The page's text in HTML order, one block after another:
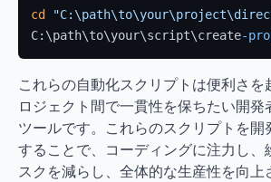
cd
C:\path\to\your\script\create-
これらの自動化スクリプトは便利さ
ロジェクト間で一貫性を保ちたい開発
ツールです。これらのスクリプトを開
することで、コーディングに注力し、
スクを減らし、全体的な生産性を向上